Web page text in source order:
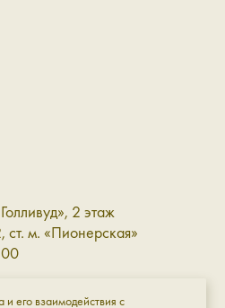
2 этаж
ст. м. «Пионерская»
его взаимодействия с